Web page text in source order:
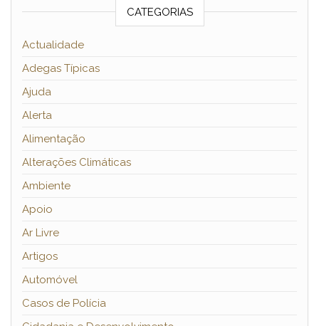
CATEGORIAS
Actualidade
Adegas Típicas
Ajuda
Alerta
Alimentação
Alterações Climáticas
Ambiente
Apoio
Ar Livre
Artigos
Automóvel
Casos de Polícia